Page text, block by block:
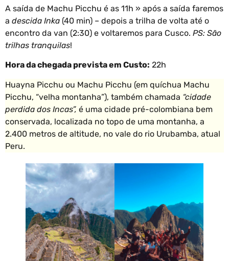
A saída de Machu Picchu é as 11h » após a saída faremos
a descida Inka (40 min) – depois a trilha de volta até o
encontro da van (2:30) e voltaremos para Cusco. PS: São
trilhas tranquilas!
Hora da chegada prevista em Custo: 22h
Huayna Picchu ou Machu Picchu (em quíchua Machu
Picchu, “velha montanha”), também chamada “cidade
perdida dos Incas”, é uma cidade pré-colombiana bem
conservada, localizada no topo de uma montanha, a
2.400 metros de altitude, no vale do rio Urubamba, atual
Peru.